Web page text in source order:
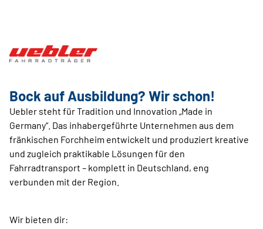
Bock auf Ausbildung? Wir schon!
Uebler steht für Tradition und Innovation „Made in
Germany“. Das inhabergeführte Unternehmen aus dem
fränkischen Forchheim entwickelt und produziert kreative
und zugleich praktikable Lösungen für den
Fahrradtransport – komplett in Deutschland, eng
verbunden mit der Region.
Wir bieten dir: